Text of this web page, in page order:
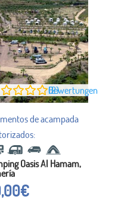
0
Bewertungen (2)
Oasis Al Hamam,
€